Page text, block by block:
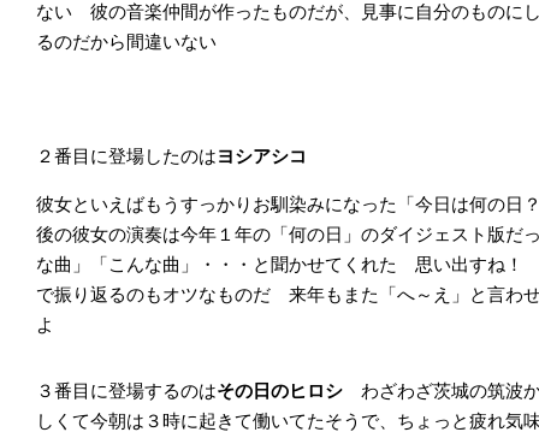
ない 彼の音楽仲間が作ったものだが、見事に自分のものに
るのだから間違いない
２番目に登場したのはヨシアシコ
彼女といえばもうすっかりお馴染みになった「今日は何の日
後の彼女の演奏は今年１年の「何の日」のダイジェスト版
な曲」「こんな曲」・・・と聞かせてくれた 思い出すね！
で振り返るのもオツなものだ 来年もまた「へ～え」と言わ
よ
３番目に登場するのはその日のヒロシ わざわざ茨城の筑波
しくて今朝は３時に起きて働いてたそうで、ちょっと疲れ気